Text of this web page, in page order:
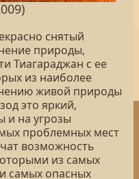
снятый
природы,
Тиагараджан с ее
из наиболее
живой природы
это яркий,
и на угрозы
проблемных мест
возможность
из самых
самых опасных